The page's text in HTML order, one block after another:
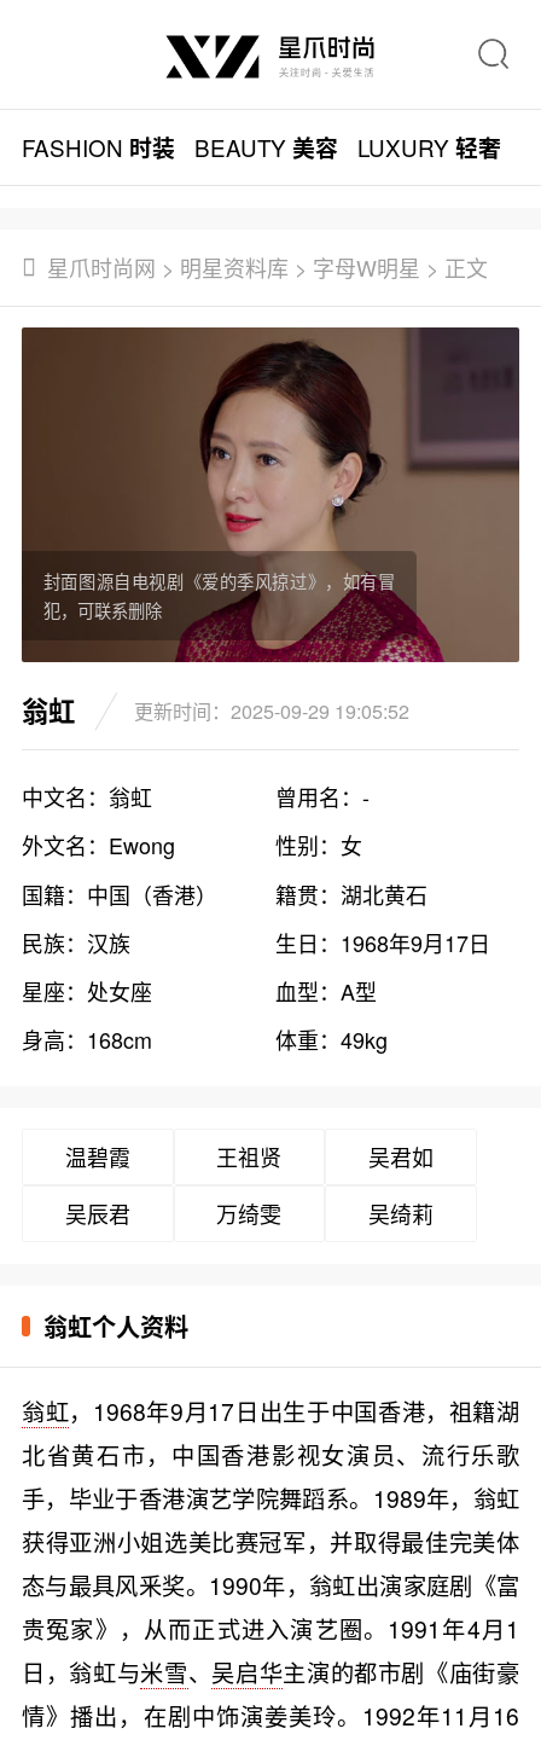
FASHION 时装 BEAUTY美容 LUXURY轻奢
星爪时尚网 > 明星资料库 > 字母W明星 > 正文
封面图源自电视剧《爱的季风掠过》，如有冒
犯，可联系删除
翁虹 更新时间：2025-09-29 19:05:52
中文名：翁虹
曾用名：-
外文名：Ewong
性别：女
国籍：中国（香港）
籍贯：湖北黄石
民族：汉族
生日：1968年9月17日
星座：处女座
血型：A型
身高：168cm
体重：49kg
温碧霞 王祖贤
吴君如
吴辰君
万绮雯 吴绮莉
翁虹个人资料
翁虹，1968年9月17日出生于中国香港，祖籍湖
北省黄石市，中国香港影视女演员、流行乐歌
手，毕业于香港演艺学院舞蹈系。1989年，翁虹
获得亚洲小姐选美比赛冠军，并取得最佳完美体
态与最具风釆奖。1990年，翁虹出演家庭剧《富
贵冤家》，从而正式进入演艺圈。1991年4月1
日，翁虹与米雪、 吴启华主演的都市剧《庙街豪
情》播出，在剧中饰演姜美玲。1992年11月16